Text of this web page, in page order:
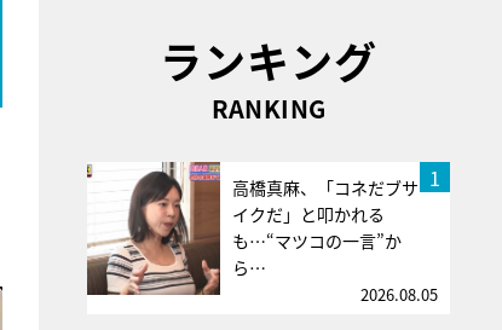
ランキング
RANKING
1
高橋真麻、「コネだブサ
イクだ」と叩かれる
も…“マツコの一言”か
ら…
2026.08.05